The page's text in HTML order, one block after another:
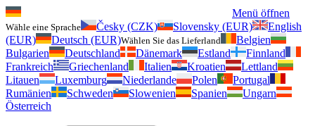
Menü öffnen
Wähle eine Sprache Česky (CZK) Slovensky (EUR)
English
(EUR)
Deutsch (EUR)Wählen Sie das Lieferland
Belgien
Bulgarien
Deutschland Dänemark Estland
Finnland
Frankreich
Griechenland Italien Kroatien
Lettland
Litauen
Luxemburg Niederlande Polen
Portugal
Rumänien
Schweden Slowenien Spanien
Ungarn
Österreich